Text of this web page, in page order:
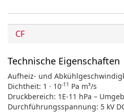
CF
Technische Eigenschaften
Aufheiz- und
Dichtheit: 1 · 10-11 Pa m³/s
Druckbereich: 1E-11 hPa –
Durchführungsspannung: 5 kV